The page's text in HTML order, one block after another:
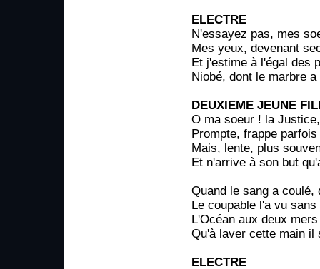
ELECTRE
N'essayez pas, mes
Mes yeux, devenant
Et j'estime à l'égal des
Niobé, dont le marbre
DEUXIEME JEUNE
O ma soeur ! la
Prompte, frappe
Mais, lente, plus
Et n'arrive à son but
Quand le sang a coulé,
Le coupable l'a vu
L'Océan aux deux
Qu'à laver cette main il
ELECTRE